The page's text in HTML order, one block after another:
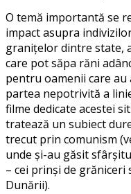
O temă importantă se
impact asupra
graniţelor dintre state,
care pot săpa răni
pentru oamenii care
partea nepotrivită a
filme dedicate acestei
tratează un subiect
trecut prin comunism
unde şi-au găsit
– cei prinşi de grăniceri
Dunării).